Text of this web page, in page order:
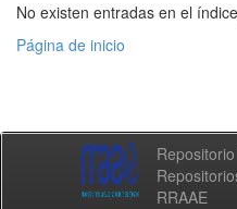
No existen entradas en el
Página de inicio
RRAAE